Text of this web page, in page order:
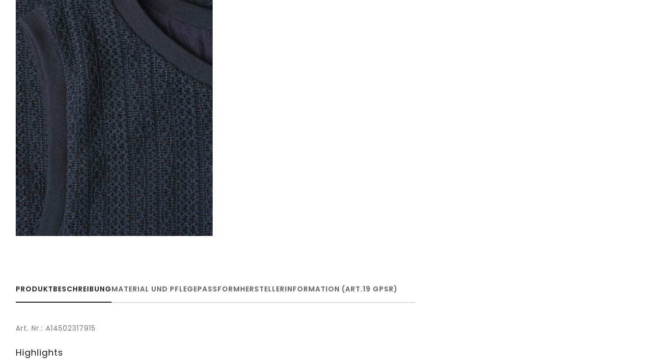
PRODUKTBESCHREIBUNGMATERIAL UND PFLEGEPASSFORMHERSTELLERINFORMATION (ART.19 GPSR)
Art. Nr.: A14502317915
Highlights